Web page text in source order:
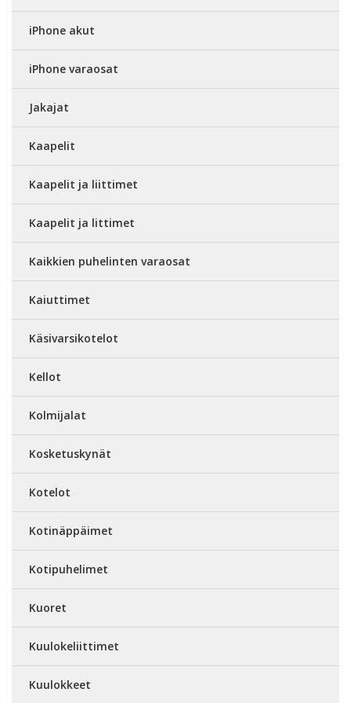
iPhone akut
iPhone varaosat
Jakajat
Kaapelit
Kaapelit ja liittimet
Kaapelit ja littimet
Kaikkien puhelinten varaosat
Kaiuttimet
Käsivarsikotelot
Kellot
Kolmijalat
Kosketuskynät
Kotelot
Kotinäppäimet
Kotipuhelimet
Kuoret
Kuulokeliittimet
Kuulokkeet